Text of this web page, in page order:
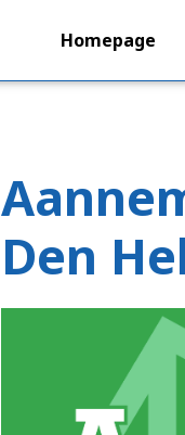
Homepage
Den